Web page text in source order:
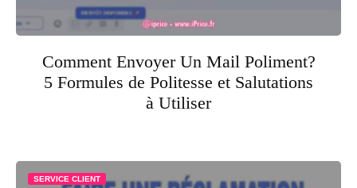
Comment Envoyer Un Mail Poliment?
5 Formules de Politesse et Salutations
à Utiliser
SERVICE CLIENT